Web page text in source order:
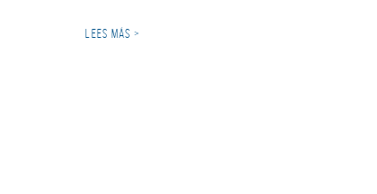
LEES MÁS >